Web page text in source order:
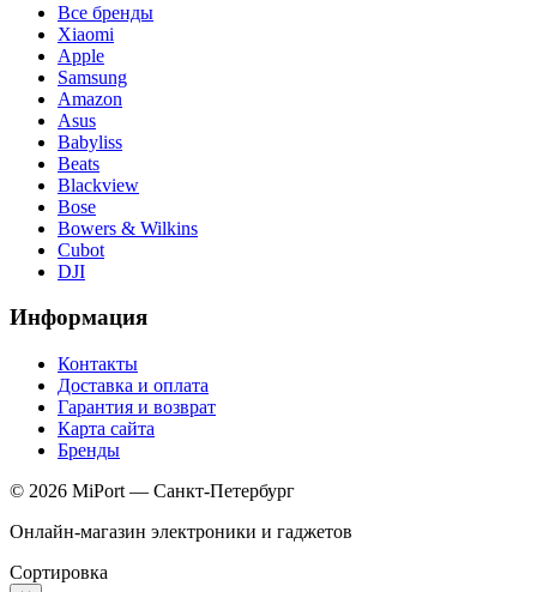
Все бренды
Xiaomi
Apple
Samsung
Amazon
Asus
Babyliss
Beats
Blackview
Bose
Bowers & Wilkins
Cubot
DJI
Информация
Контакты
Доставка и оплата
Гарантия и возврат
Карта сайта
Бренды
© 2026 MiPort — Санкт-Петербург
Онлайн-магазин электроники и гаджетов
Сортировка